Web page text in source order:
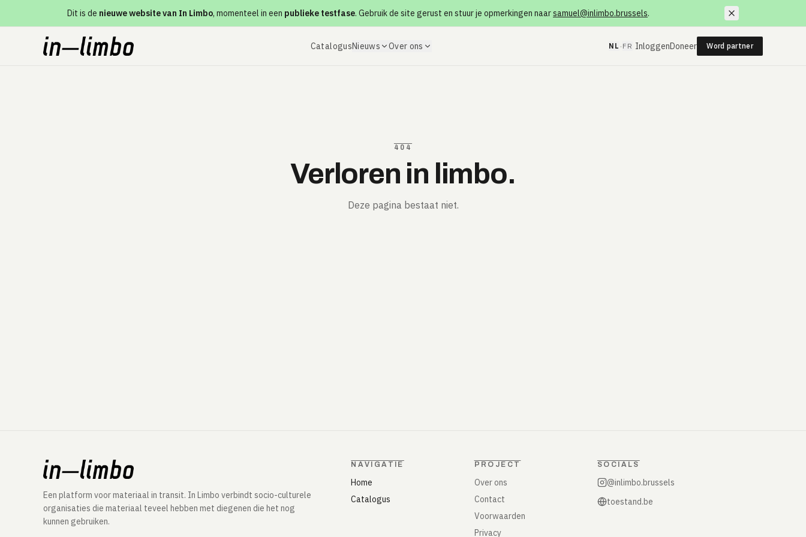
Dit is de nieuwe website van In Limbo, momenteel in een publieke testfase. Gebruik de site gerust en stuur je opmerkingen naarsamuel@inlimbo.brussels.
CatalogusNieuws Over ons NL · FR InloggenDoneer Word partner
404
Verloren in limbo.
Deze pagina bestaat niet.
Een platform voor materiaal in transit. In Limbo verbindt socio-culturele
organisaties die materiaal teveel hebben met diegenen die het nog
kunnen gebruiken.
NAVIGATIE
Home
Catalogus
PROJECT
Over ons
Contact
Voorwaarden
Privacy
SOCIALS
@inlimbo.brussels
toestand.be